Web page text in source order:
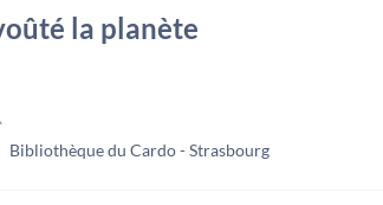
la planète
Bibliothèque du Cardo - Strasbourg